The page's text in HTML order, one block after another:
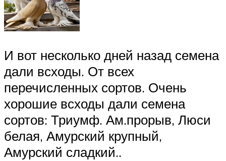
И вот несколько дней назад семена
дали всходы. От всех
перечисленных сортов. Очень
хорошие всходы дали семена
сортов: Триумф. Ам.прорыв, Люси
белая, Амурский крупный,
Амурский сладкий..